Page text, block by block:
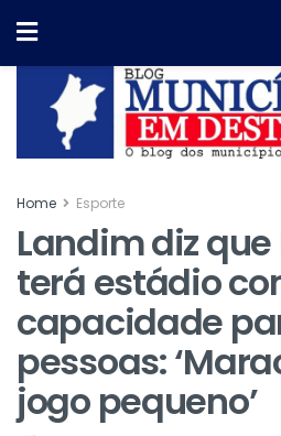
Home Esporte
Landim diz
terá estádio
capacidade
pessoas:
jogo pequeno’